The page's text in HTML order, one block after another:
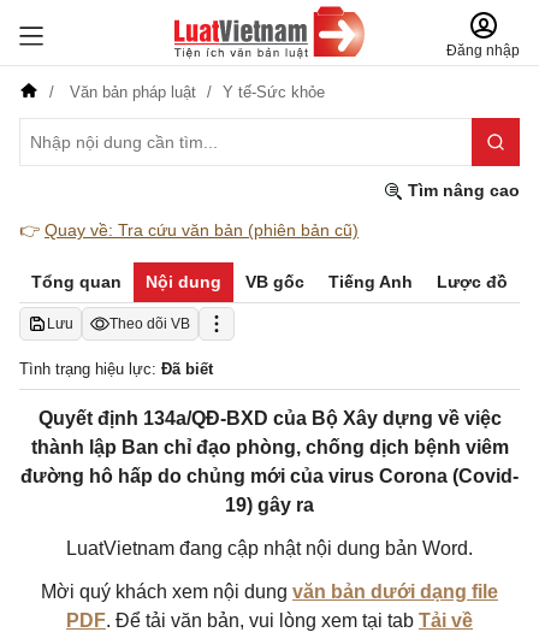
Đăng nhập
Văn bản pháp luật Y tế-Sức khỏe
Tìm nâng cao
👉 Quay về: Tra cứu văn bản (phiên bản cũ)
Tổng quan Nội dung VB gốc Tiếng Anh Lược đồ
Lưu Theo dõi VB
Tình trạng hiệu lực: Đã biết
Quyết định 134a/QĐ-BXD của Bộ Xây dựng về việc
thành lập Ban chỉ đạo phòng, chống dịch bệnh viêm
đường hô hấp do chủng mới của virus Corona (Covid-
19) gây ra
LuatVietnam đang cập nhật nội dung bản Word.
Mời quý khách xem nội dung văn bản dưới dạng file
PDF. Để tải văn bản, vui lòng xem tại tab Tải về